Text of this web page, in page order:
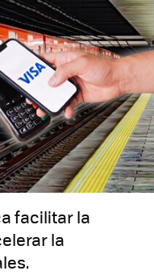
facilitar la
la